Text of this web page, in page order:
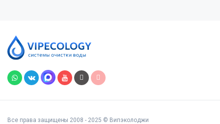
Все права защищены 2008 - 2025 © Випэколоджи